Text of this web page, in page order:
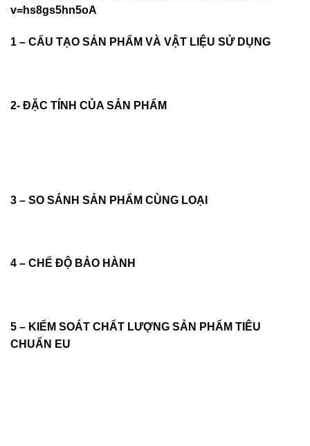
v=hs8gs5hn5oA
1 – CẤU TẠO SẢN PHẨM VÀ VẬT LIỆU SỬ DỤNG
2- ĐẶC TÍNH CỦA SẢN PHẨM
3 – SO SÁNH SẢN PHẨM CÙNG LOẠI
4 – CHẾ ĐỘ BẢO HÀNH
5 – KIỂM SOÁT CHẤT LƯỢNG SẢN PHẨM TIÊU
CHUẨN EU